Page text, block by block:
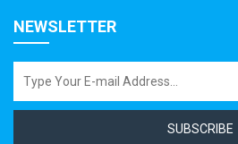
NEWSLETTER
SUBSCRIBE